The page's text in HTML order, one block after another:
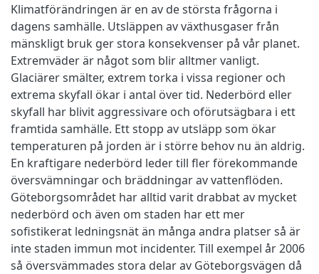
Klimatförändringen är en av de största frågorna i
dagens samhälle. Utsläppen av växthusgaser från
mänskligt bruk ger stora konsekvenser på vår planet.
Extremväder är något som blir alltmer vanligt.
Glaciärer smälter, extrem torka i vissa regioner och
extrema skyfall ökar i antal över tid. Nederbörd eller
skyfall har blivit aggressivare och oförutsägbara i ett
framtida samhälle. Ett stopp av utsläpp som ökar
temperaturen på jorden är i större behov nu än aldrig.
En kraftigare nederbörd leder till fler förekommande
översvämningar och bräddningar av vattenflöden.
Göteborgsområdet har alltid varit drabbat av mycket
nederbörd och även om staden har ett mer
sofistikerat ledningsnät än många andra platser så är
inte staden immun mot incidenter. Till exempel år 2006
så översvämmades stora delar av Göteborgsvägen då